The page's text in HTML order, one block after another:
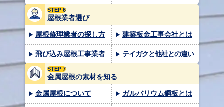
STEP 6
屋根業者選び
屋根修理業者の探し方 建築板金工事会社とは
飛び込み屋根工事業者 テイガクと他社との違い
STEP 7
金属屋根の素材を知る
金属屋根について ガルバリウム鋼板とは